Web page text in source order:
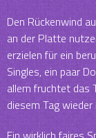
Den Rückenwind
an der Platte
erzielen für ein
Singles, ein paar
allem fruchtet das
diesem Tag